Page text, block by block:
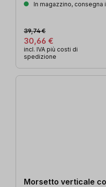
In magazzino, consegna
30,66 €
39,74 €
incl. IVA più costi di
spedizione
Morsetto verticale